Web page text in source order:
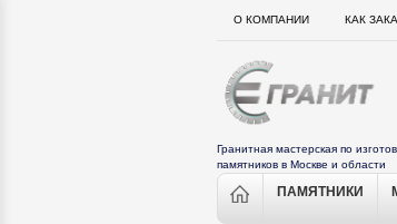
О КОМПАНИИ КАК
Гранитная мастерская по
памятников в Москве и области
ПАМЯТНИКИ